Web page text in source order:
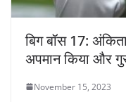
बिग बॉस 17:
अपमान किया और
November 15, 2023